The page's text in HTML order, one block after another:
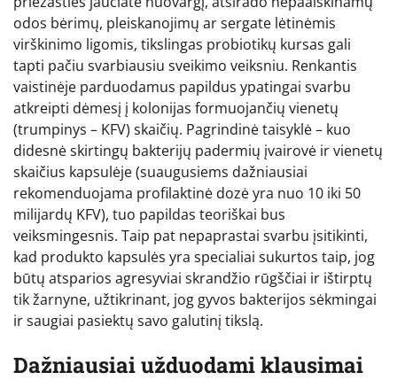
odos bėrimų, pleiskanojimų ar sergate lėtinėmis
virškinimo ligomis, tikslingas probiotikų kursas gali
tapti pačiu svarbiausiu sveikimo veiksniu. Renkantis
vaistinėje parduodamus papildus ypatingai svarbu
atkreipti dėmesį į kolonijas formuojančių vienetų
(trumpinys – KFV) skaičių. Pagrindinė taisyklė – kuo
didesnė skirtingų bakterijų padermių įvairovė ir vienetų
skaičius kapsulėje (suaugusiems dažniausiai
rekomenduojama profilaktinė dozė yra nuo 10 iki 50
milijardų KFV), tuo papildas teoriškai bus
veiksmingesnis. Taip pat nepaprastai svarbu įsitikinti,
kad produkto kapsulės yra specialiai sukurtos taip, jog
būtų atsparios agresyviai skrandžio rūgščiai ir ištirptų
tik žarnyne, užtikrinant, jog gyvos bakterijos sėkmingai
ir saugiai pasiektų savo galutinį tikslą.
Dažniausiai užduodami klausimai